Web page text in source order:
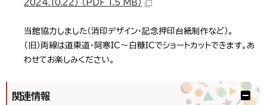
2024.10.22） （PDF 1.5 MB）
当館協力しました（消印デザイン・記念押印台紙制作など）。
（旧）両線は道東道・阿寒IC～白糠ICでショートカットできます。あ
わせてお楽しみください。
関連情報